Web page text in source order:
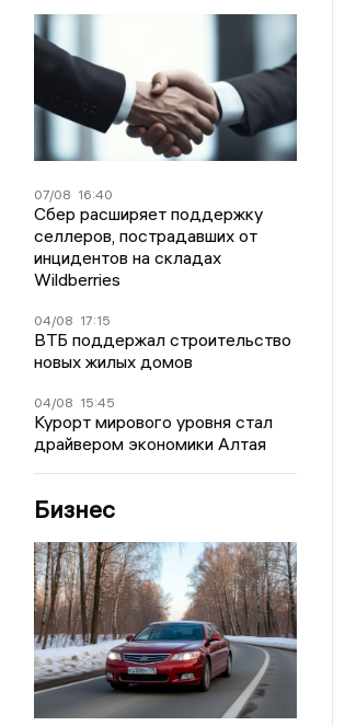
07/08 16:40
Сбер расширяет поддержку
селлеров, пострадавших от
инцидентов на складах
Wildberries
04/08 17:15
ВТБ поддержал строительство
новых жилых домов
04/08 15:45
Курорт мирового уровня стал
драйвером экономики Алтая
Бизнес